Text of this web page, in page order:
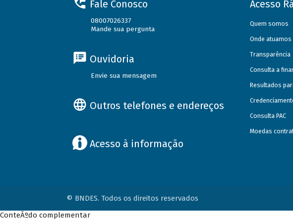
Fale Conosco
08007026337
Mande sua pergunta
Ouvidoria
Envie sua mensagem
Outros telefones e endereços
Acesso à informação
Acesso
Quem somos
Onde atuamos
Transparência
Consulta a
Resultados
Consulta PAC
Moedas
© BNDES. Todos os direitos reservados
ConteÃºdo complementar